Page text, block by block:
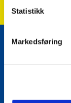
Statistikk
Markedsføring
E-post: